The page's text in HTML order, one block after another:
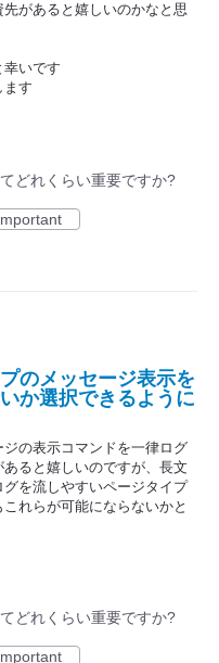
があると嬉しいのかなと思
幸いです
ます
どれくらい重要ですか?
のメッセージ表示を
か選択できるように
の表示コマンドを一律ログ
ると嬉しいのですが、長文
を流しやすいページタイプ
れらが可能にならないかと
どれくらい重要ですか?